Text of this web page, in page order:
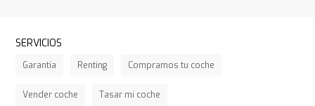
SERVICIOS
Garantía Renting Compramos tu coche
Vender coche Tasar mi coche